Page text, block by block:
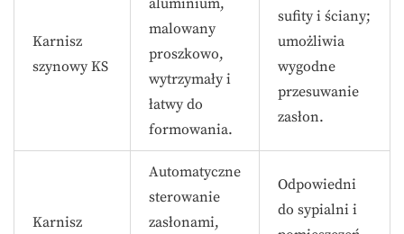
Karnisz
szynowy KS
malowany
proszkowo,
wytrzymały i
łatwy do
formowania.
sufity i ściany;
umożliwia
wygodne
przesuwanie
zasłon.
Karnisz
Automatyczne
sterowanie
zasłonami,
Odpowiedni
do sypialni i